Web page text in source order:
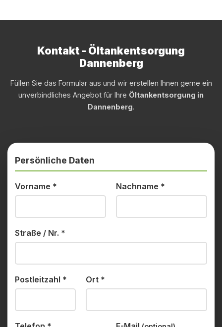
Kontakt - Öltankentsorgung
Dannenberg
Füllen Sie das Formular aus und wir erstellen Ihnen gerne ein
unverbindliches Angebot für Ihre Öltankentsorgung in
Dannenberg.
Persönliche Daten
Vorname * Nachname *
Straße / Nr. *
Postleitzahl * Ort *